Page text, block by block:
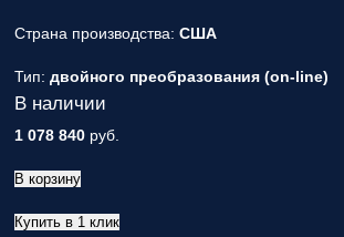
Страна производства: США
Тип: двойного преобразования (on-line)
В наличии
1 078 840 руб.
В корзину
Купить в 1 клик